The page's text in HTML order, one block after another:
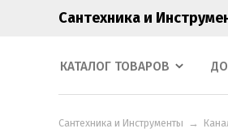
Сантехника и
КАТАЛОГ ТОВАРОВ
Сантехника и Инструменты →